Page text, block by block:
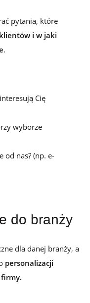
pytania, które
i w jaki
.
Cię
wyborze
od nas? (np. e-
do branży
dla danej branży, a
personalizacji